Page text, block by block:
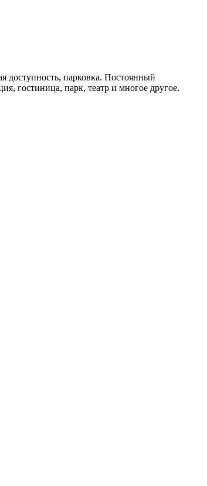
доступность, парковка. Постоянный
гостиница, парк, театр и многое другое.